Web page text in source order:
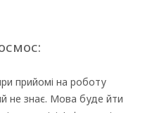
прийомі на роботу
не знає. Мова буде йти